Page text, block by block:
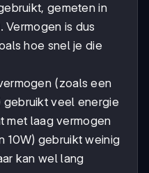
gemeten in
Vermogen is dus
hoe snel je die
(zoals een
veel energie
met laag vermogen
10W) gebruikt weinig
kan wel lang